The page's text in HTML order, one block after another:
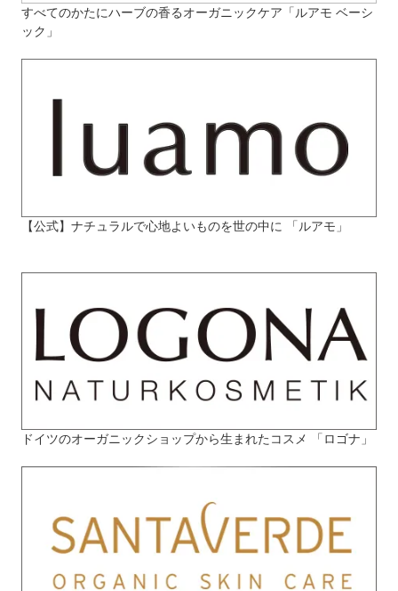
すべてのかたにハーブの香るオーガニックケア「ルアモ ベーシ
ック」
【公式】ナチュラルで心地よいものを世の中に 「ルアモ」
ドイツのオーガニックショップから生まれたコスメ 「ロゴナ」